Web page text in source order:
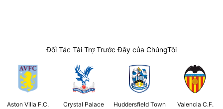
Đối Tác Tài Trợ Trước Đây của ChúngTôi
Aston Villa F.C.
Crystal Palace
Huddersfield Town
Valencia C.F.